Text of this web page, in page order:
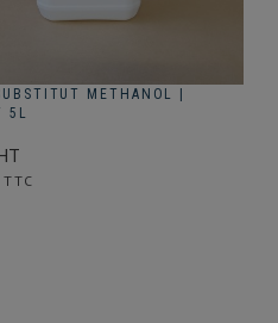
METHANOL |
5L